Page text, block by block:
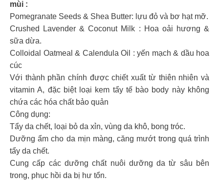
mùi :
Pomegranate Seeds & Shea Butter: lựu đỏ và bơ hạt mỡ.
Crushed Lavender & Coconut Milk : Hoa oải hương &
sữa dừa.
Colloidal Oatmeal & Calendula Oil : yến mạch & dầu hoa
cúc
Với thành phần chính được chiết xuất từ thiên nhiên và
vitamin A, đặc biệt loại kem tẩy tế bào body này không
chứa các hóa chất bảo quản
Công dụng:
Tẩy da chết, loại bỏ da xỉn, vùng da khô, bong tróc.
Dưỡng ẩm cho da mịn màng, căng mướt trong quá trình
tẩy da chết.
Cung cấp các dưỡng chất nuôi dưỡng da từ sâu bên
trong, phục hồi da bị hư tổn.